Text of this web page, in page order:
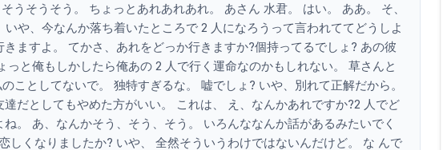
うそうそう。 ちょっとあれあれあれ。 あさん 水君。 はい。 ああ。 そ、
や、今なんか落ち着いたところで 2 人になろうって言われててどうしよ
ますよ。 てかさ、あれをどっか行きますか?個持ってるでしょ? あの彼
と俺もしかしたら俺あの 2 人で行く運命なのかもしれない。 草さんと
ことしてないで。 独特すぎるな。 嘘でしょ? いや、別れて正解だから。
だとしてもやめた方がいい。 これは、 え、なんかあれですか?2 人でど
。 あ、なんかそう、そう、そう。 いろんななんか話があるみたいでく
しくなりましたか? いや、 全然そういうわけではないんだけど。 な んで